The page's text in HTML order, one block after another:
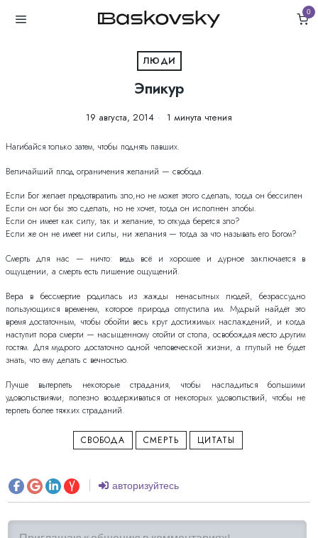
0
ЛЮДИ
Эпикур
19 августа, 2014 1 минута чтения
Нагибайся только затем, чтобы поднять павших.
Величайший плод ограничения желаний — свобода.
Если Бог желает предотвратить зло,но не может этого сделать, тогда он бессилен
Если он мог бы это сделать, но не хочет, тогда он исполнен злобы.
Если он имеет как силу, так и желание, то откуда берется зло?
Если же он не имеет ни силы, ни желания — тогда за что называть его Богом?
Смерть для нас — ничто: ведь всё и хорошее и дурное заключается в
ощущении, а смерть есть лишение ощущений.
Вера в бессмертие родилась из жажды ненасытных людей, безрассудно
пользующихся временем, которое природа отпустила им. Мудрый найдёт это
время достаточным, чтобы обойти весь круг достижимых наслаждений, и когда
наступит пора смерти — насыщенному отойти от стола, освобождая место другим
гостям. Для мудрого достаточно одной человеческой жизни, а глупый не будет
знать, что ему делать с вечностью.
Лучше вытерпеть некоторые страдания, чтобы насладиться большими
удовольствиями; полезно воздерживаться от некоторых удовольствий, чтобы не
терпеть более тяжких страданий.
СВОБОДА СМЕРТЬ ЦИТАТЫ
авторизуйтесь